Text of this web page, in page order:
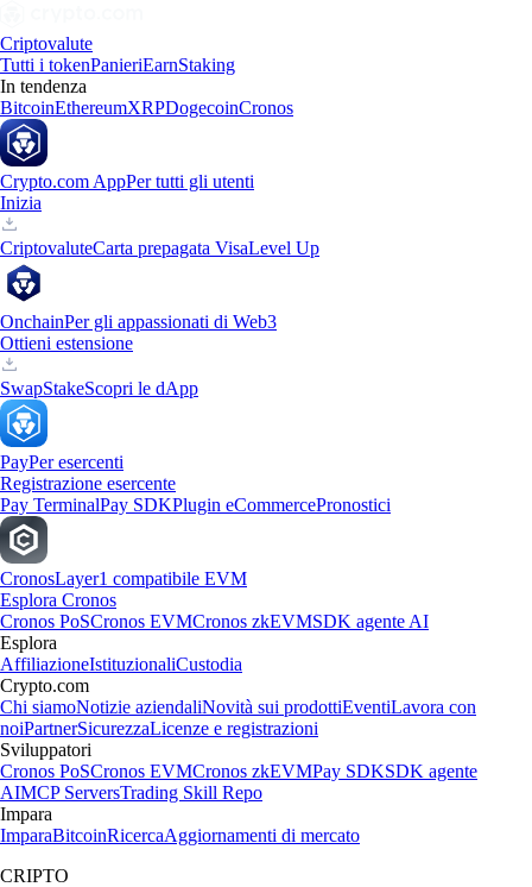
Criptovalute
Tutti i tokenPanieriEarnStaking
In tendenza
BitcoinEthereumXRPDogecoinCronos
Crypto.com AppPer tutti gli utenti
Inizia
CriptovaluteCarta prepagata VisaLevel Up
OnchainPer gli appassionati di Web3
Ottieni estensione
SwapStakeScopri le dApp
PayPer esercenti
Registrazione esercente
Pay TerminalPay SDKPlugin eCommercePronostici
CronosLayer1 compatibile EVM
Esplora Cronos
Cronos PoSCronos EVMCronos zkEVMSDK agente AI
Esplora
AffiliazioneIstituzionaliCustodia
Crypto.com
Chi siamoNotizie aziendaliNovità sui prodottiEventiLavora con
noiPartnerSicurezzaLicenze e registrazioni
Sviluppatori
Cronos PoSCronos EVMCronos zkEVMPay SDKSDK agente
AIMCP ServersTrading Skill Repo
Impara
ImparaBitcoinRicercaAggiornamenti di mercato
CRIPTO